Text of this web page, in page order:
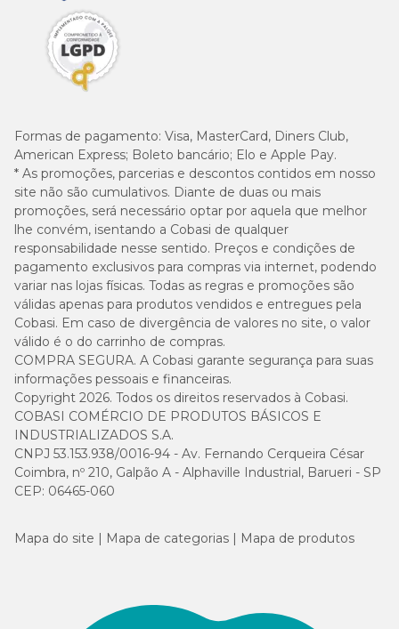
Formas de pagamento: Visa, MasterCard, Diners Club,
American Express; Boleto bancário; Elo e Apple Pay.
* As promoções, parcerias e descontos contidos em nosso
site não são cumulativos. Diante de duas ou mais
promoções, será necessário optar por aquela que melhor
lhe convém, isentando a Cobasi de qualquer
responsabilidade nesse sentido. Preços e condições de
pagamento exclusivos para compras via internet, podendo
variar nas lojas físicas. Todas as regras e promoções são
válidas apenas para produtos vendidos e entregues pela
Cobasi. Em caso de divergência de valores no site, o valor
válido é o do carrinho de compras.
COMPRA SEGURA. A Cobasi garante segurança para suas
informações pessoais e financeiras.
Copyright 2026. Todos os direitos reservados à Cobasi.
COBASI COMÉRCIO DE PRODUTOS BÁSICOS E
INDUSTRIALIZADOS S.A.
CNPJ 53.153.938/0016-94 - Av. Fernando Cerqueira César
Coimbra, nº 210, Galpão A - Alphaville Industrial, Barueri - SP
CEP: 06465-060
Mapa do site Mapa de categorias Mapa de produtos